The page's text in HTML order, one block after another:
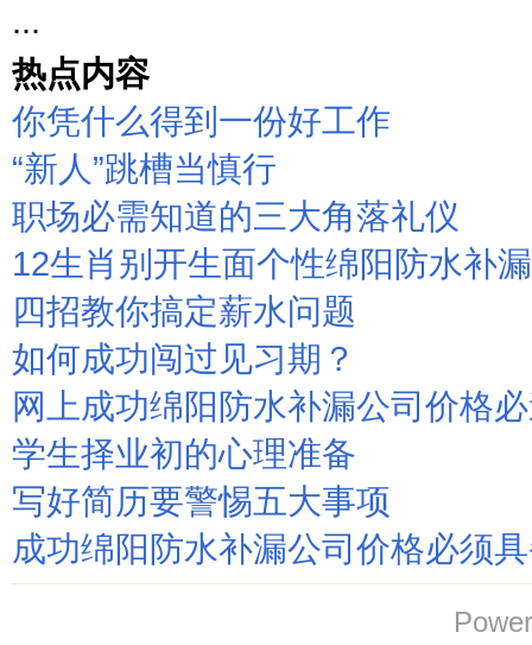
...
热点内容
你凭什么得到一份好工作
“新人”跳槽当慎行
职场必需知道的三大角落礼仪
12生肖别开生面个性绵阳防水补
四招教你搞定薪水问题
如何成功闯过见习期？
网上成功绵阳防水补漏公司价格
学生择业初的心理准备
写好简历要警惕五大事项
成功绵阳防水补漏公司价格必须